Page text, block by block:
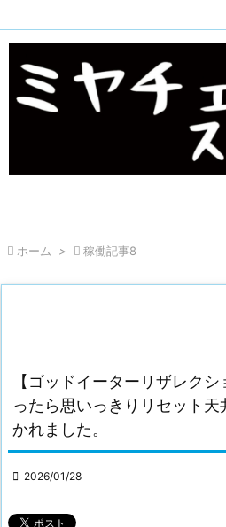
 ホーム >  稼働記事8
【ゴッドイーターリザレク
ったら思いっきりリセット
かれました。
 2026/01/28